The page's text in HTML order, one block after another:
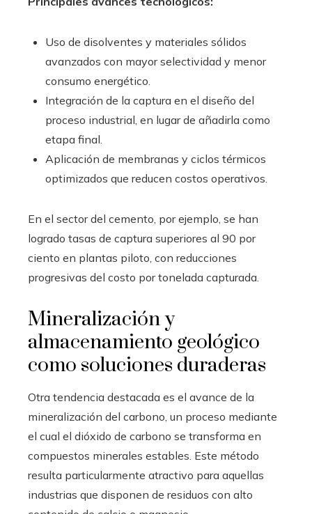
Uso de disolventes y materiales sólidos
avanzados con mayor selectividad y menor
consumo energético.
Integración de la captura en el diseño del
proceso industrial, en lugar de añadirla como
etapa final.
Aplicación de membranas y ciclos térmicos
optimizados que reducen costos operativos.
En el sector del cemento, por ejemplo, se han
logrado tasas de captura superiores al 90 por
ciento en plantas piloto, con reducciones
progresivas del costo por tonelada capturada.
Mineralización y
almacenamiento geológico
como soluciones duraderas
Otra tendencia destacada es el avance de la
mineralización del carbono, un proceso mediante
el cual el dióxido de carbono se transforma en
compuestos minerales estables. Este método
resulta particularmente atractivo para aquellas
industrias que disponen de residuos con alto